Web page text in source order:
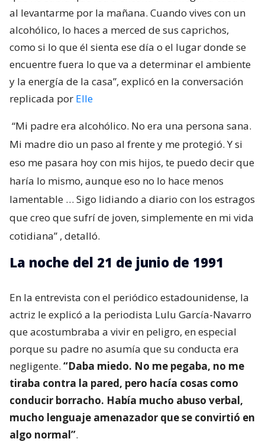
al levantarme por la mañana. Cuando vives con un
alcohólico, lo haces a merced de sus caprichos,
como si lo que él sienta ese día o el lugar donde se
encuentre fuera lo que va a determinar el ambiente
y la energía de la casa”, explicó en la conversación
replicada por Elle
“Mi padre era alcohólico. No era una persona sana.
Mi madre dio un paso al frente y me protegió. Y si
eso me pasara hoy con mis hijos, te puedo decir que
haría lo mismo, aunque eso no lo hace menos
lamentable … Sigo lidiando a diario con los estragos
que creo que sufrí de joven, simplemente en mi vida
cotidiana” , detalló.
La noche del 21 de junio de 1991
En la entrevista con el periódico estadounidense, la
actriz le explicó a la periodista Lulu García-Navarro
que acostumbraba a vivir en peligro, en especial
porque su padre no asumía que su conducta era
negligente. “Daba miedo. No me pegaba, no me
tiraba contra la pared, pero hacía cosas como
conducir borracho. Había mucho abuso verbal,
mucho lenguaje amenazador que se convirtió en
algo normal”.